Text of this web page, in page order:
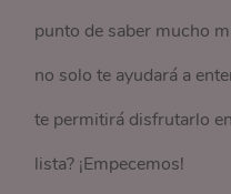
punto de saber mucho
no solo te ayudará a
te permitirá disfrutarlo
lista? ¡Empecemos!